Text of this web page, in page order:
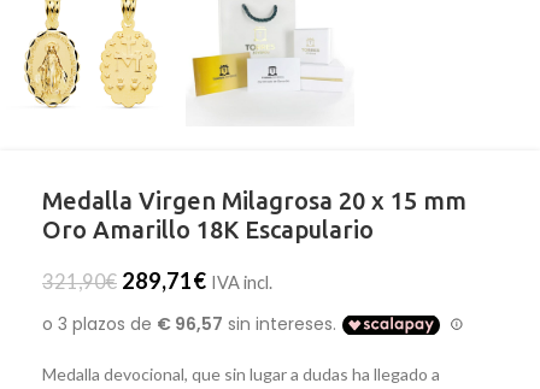
Medalla Virgen Milagrosa 20 x 15 mm
Oro Amarillo 18K Escapulario
321,90€ 289,71€ IVA incl.
Medalla devocional, que sin lugar a dudas ha llegado a